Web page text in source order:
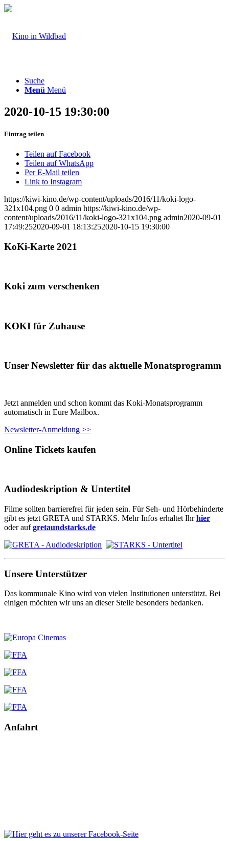
Suche
Menü Menü
2020-10-15 19:30:00
Eintrag teilen
Teilen auf Facebook
Teilen auf WhatsApp
Per E-Mail teilen
Link to Instagram
https://kiwi-kino.de/wp-content/uploads/2016/11/koki-logo-
321x104.png 0 0 admin https://kiwi-kino.de/wp-
content/uploads/2016/11/koki-logo-321x104.png admin2020-09-01
17:49:252020-09-01 18:13:252020-10-15 19:30:00
KoKi-Karte 2021
Koki zum verschenken
KOKI für Zuhause
Unser Newsletter für das aktuelle Monatsprogramm
Jetzt anmelden und schon kommt das Koki-Monatsprogramm
automatisch in Eure Mailbox.
Newsletter-Anmeldung >>
Online Tickets kaufen
Audiodeskription & Untertitel
Filme sollten barrierefrei für jeden sein. Für Seh- und Hörbehinderte
gibt es jetzt GRETA und STARKS. Mehr Infos erhaltet Ihrhier
oder aufgretaundstarks.de
Unsere Unterstützer
Das kommunale Kino wird von vielen Institutionen unterstützt. Bei
einigen möchten wir uns an dieser Stelle besonders bedanken.
Anfahrt